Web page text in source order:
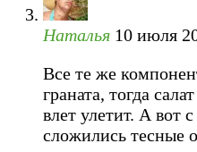
Наталья 10 июля
Все те же
граната, тогда
влет улетит. А вот
сложились тесные